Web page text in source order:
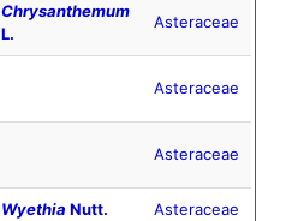
Chrysanthemum
L.
Asteraceae
Asteraceae
Asteraceae
Wyethia Nutt. Asteraceae